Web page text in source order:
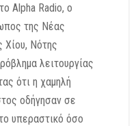
Alpha Radio, ο
της Νέας
Χίου, Νότης
λειτουργίας
ότι η χαμηλή
οδήγησαν σε
υπεραστικό όσο